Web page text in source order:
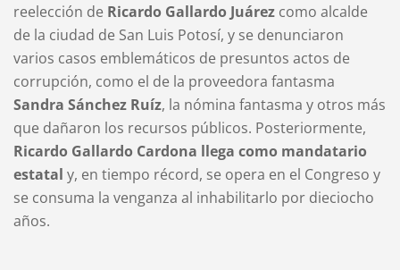
reelección de Ricardo Gallardo Juárezcomo alcalde
de la ciudad de San Luis Potosí, y se denunciaron
varios casos emblemáticos de presuntos actos de
corrupción, como el de la proveedora fantasma
Sandra Sánchez Ruíz, la nómina fantasma y otros más
que dañaron los recursos públicos. Posteriormente,
Ricardo Gallardo Cardona llega como mandatario
estatal y, en tiempo récord, se opera en el Congreso y
se consuma la venganza al inhabilitarlo por dieciocho
años.